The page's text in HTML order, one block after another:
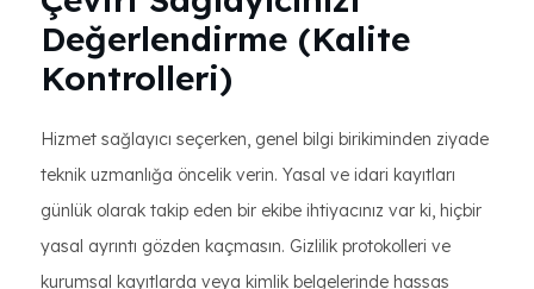
Değerlendirme (Kalite
Kontrolleri)
Hizmet sağlayıcı seçerken, genel bilgi birikiminden ziyade
teknik uzmanlığa öncelik verin. Yasal ve idari kayıtları
günlük olarak takip eden bir ekibe ihtiyacınız var ki, hiçbir
yasal ayrıntı gözden kaçmasın. Gizlilik protokolleri ve
kurumsal kayıtlarda veya kimlik belgelerinde hassas